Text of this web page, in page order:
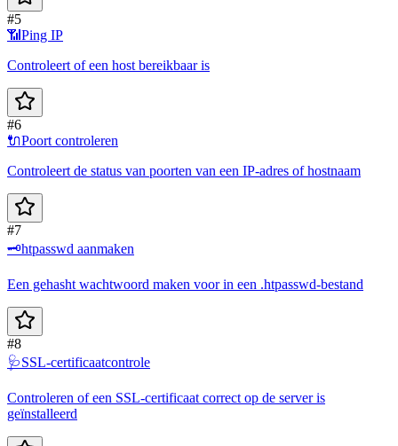
#5
📶 Ping IP
Controleert of een host bereikbaar is
#6
🔌Poort controleren
Controleert de status van poorten van een IP-adres of hostnaam
#7
🗝️htpasswd aanmaken
Een gehasht wachtwoord maken voor in een .htpasswd-bestand
#8
🩺SSL-certificaatcontrole
Controleren of een SSL-certificaat correct op de server is
geïnstalleerd